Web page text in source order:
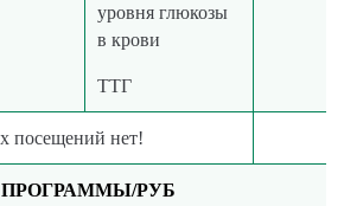
уровня глюкозы
в крови
ТТГ
посещений нет!
РУБ